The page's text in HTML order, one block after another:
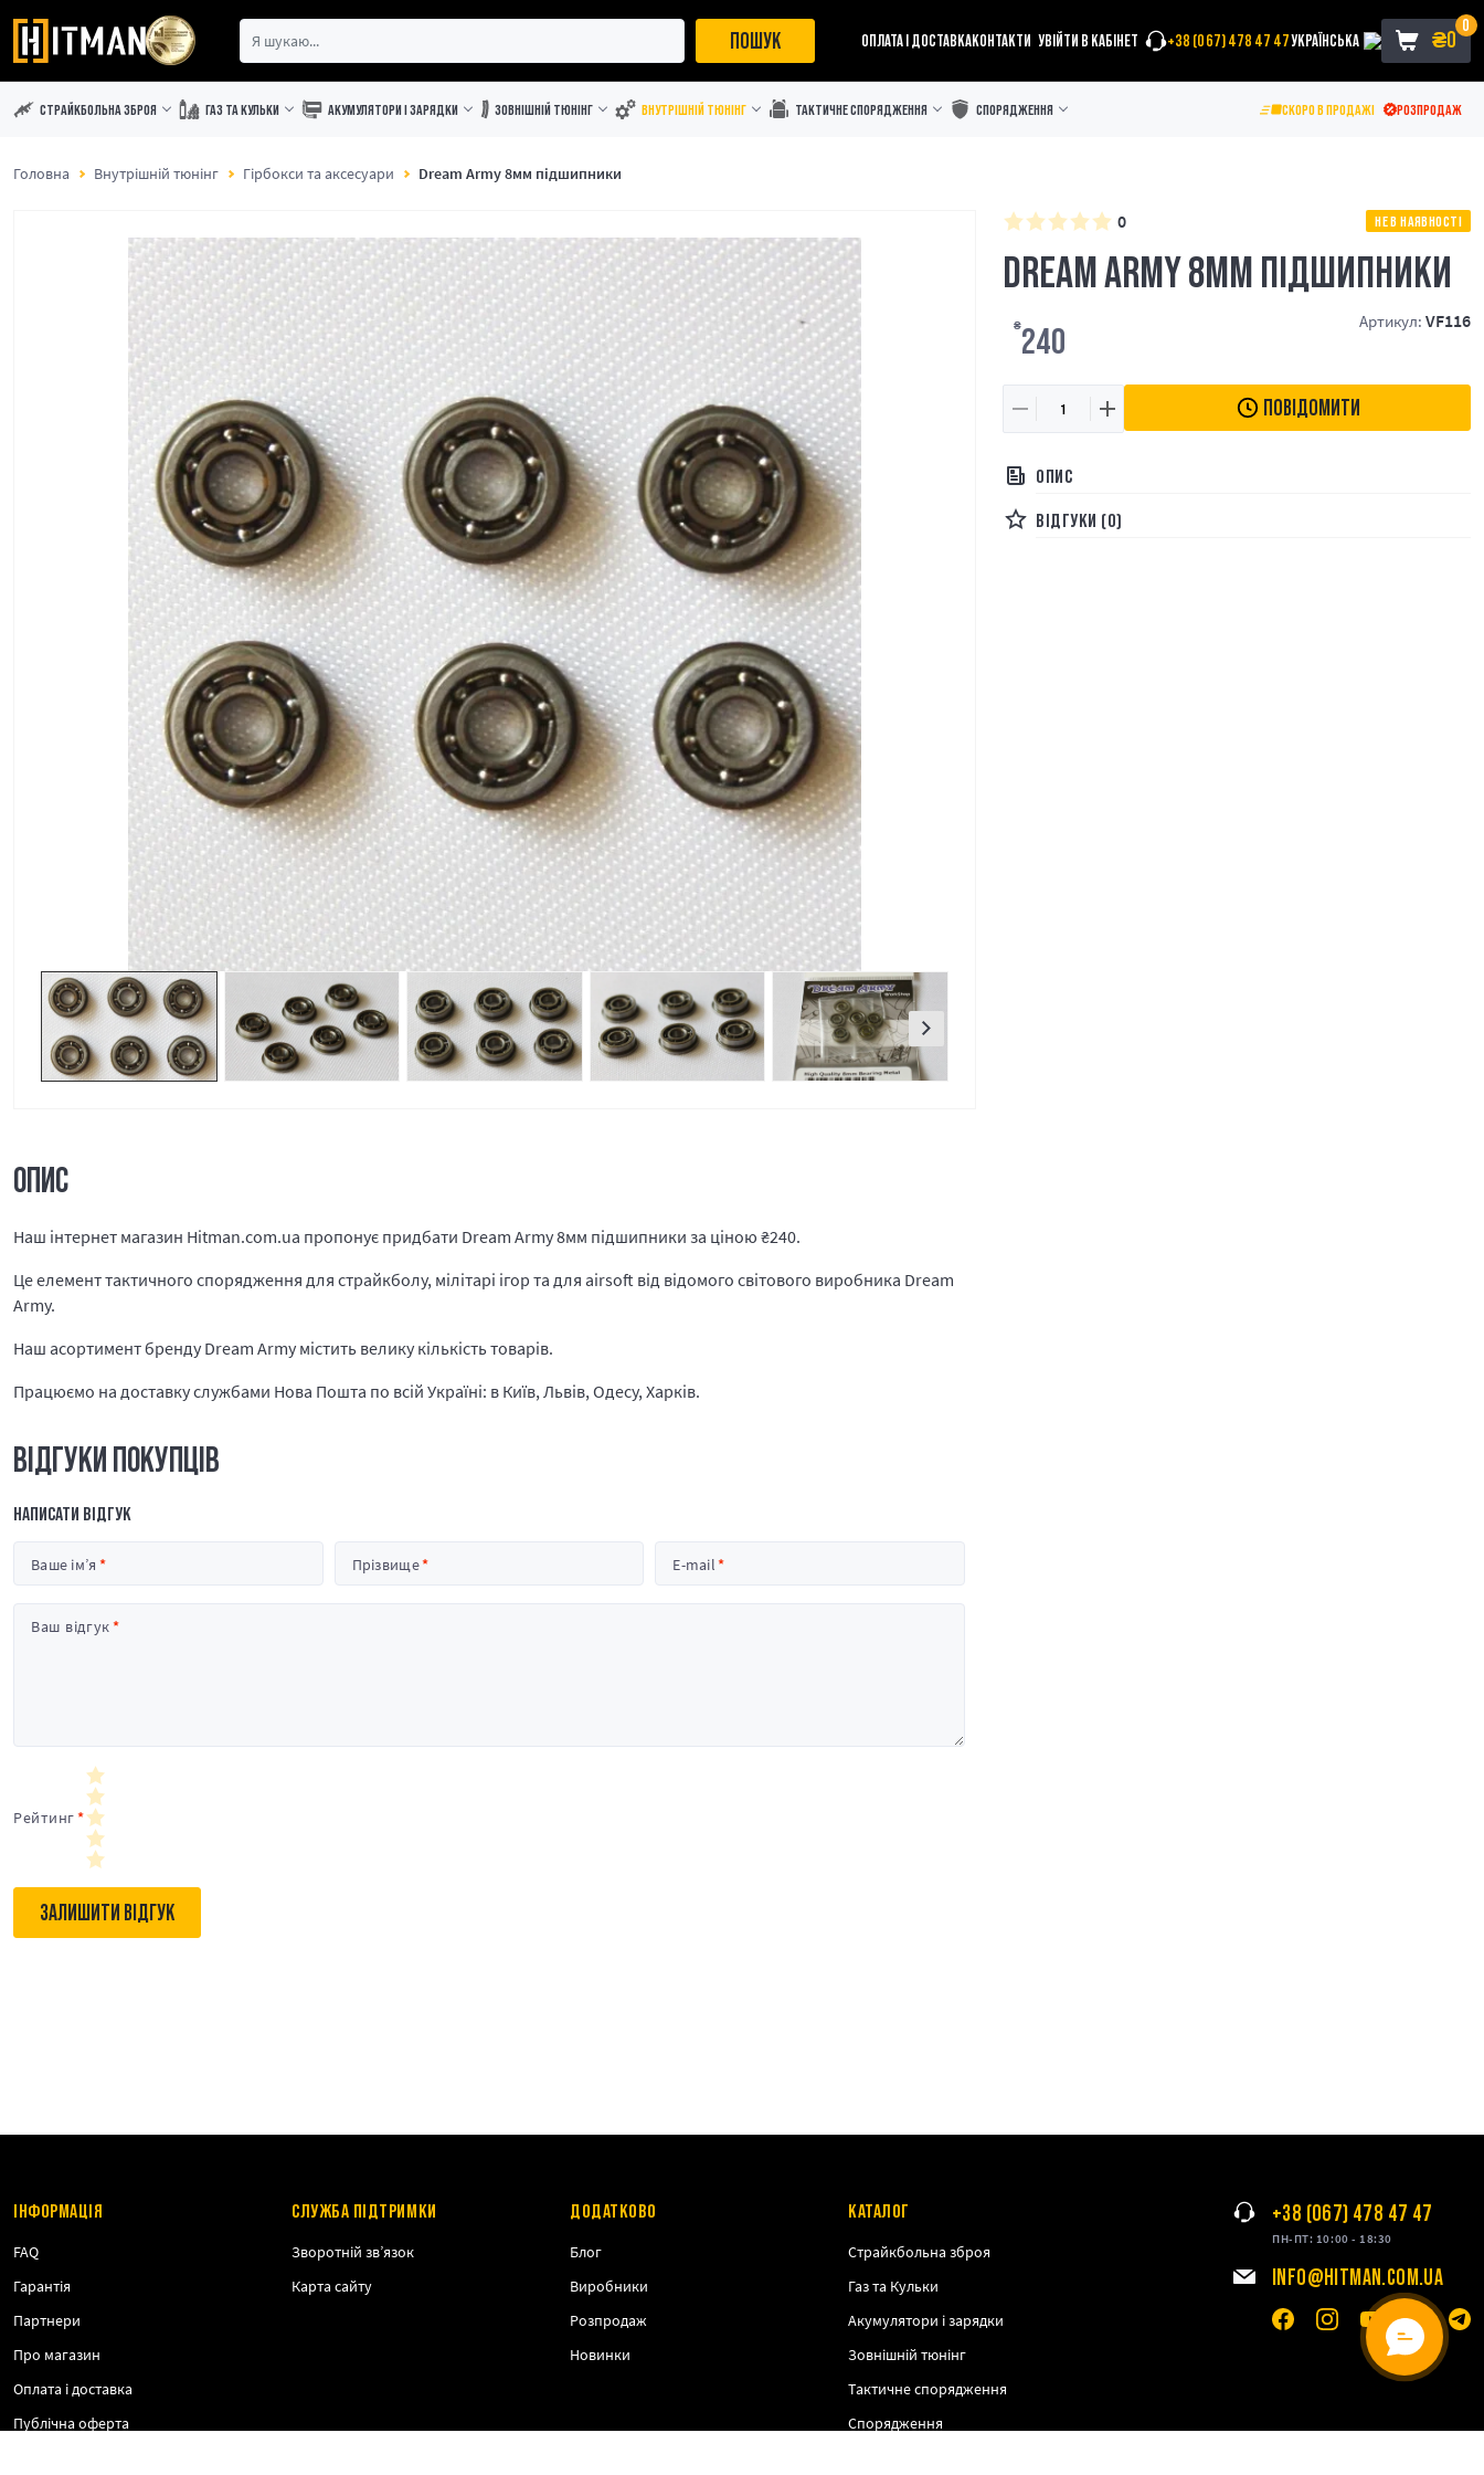
ПОШУК ОПЛАТА І ДОСТАВКАКОНТАКТИ УВІЙТИ В КАБІНЕТ +38 (067) 478 47 47УКРАЇНСЬКА
0
₴0
СТРАЙКБОЛЬНА ЗБРОЯ ГАЗ ТА КУЛЬКИ АКУМУЛЯТОРИ І ЗАРЯДКИ ЗОВНІШНІЙ ТЮНІНГ ВНУТРІШНІЙ ТЮНІНГ ТАКТИЧНЕ СПОРЯДЖЕННЯ СПОРЯДЖЕННЯ СКОРО В ПРОДАЖІ РОЗПРОДАЖ
Головна Внутрішній тюнінг Гірбокси та аксесуари Dream Army 8мм підшипники
0 НЕ В НАЯВНОСТІ
DREAM ARMY 8ММ ПІДШИПНИКИ
₴240 Артикул: VF116
ПОВІДОМИТИ
ОПИС
ВІДГУКИ (0)
ОПИС
Наш інтернет магазин Hitman.com.ua пропонує придбати Dream Army 8мм підшипники за ціною ₴240.
Це елемент тактичного спорядження для страйкболу, мілітарі ігор та для airsoft від відомого світового виробника Dream
Army.
Наш асортимент бренду Dream Army містить велику кількість товарів.
Працюємо на доставку службами Нова Пошта по всій Україні: в Київ, Львів, Одесу, Харків.
ВІДГУКИ ПОКУПЦІВ
НАПИСАТИ ВІДГУК
Ваше ім’я Прізвище E-mail
Ваш відгук
Рейтинг
ЗАЛИШИТИ ВІДГУК
ІНФОРМАЦІЯ
FAQ
Гарантія
Партнери
Про магазин
Оплата і доставка
Публічна оферта
СЛУЖБА ПІДТРИМКИ
Зворотній зв’язок
Карта сайту
ДОДАТКОВО
Блог
Виробники
Розпродаж
Новинки
КАТАЛОГ
Страйкбольна зброя
Газ та Кульки
Акумулятори і зарядки
Зовнішній тюнінг
Тактичне спорядження
Спорядження
+38 (067) 478 47 47
ПН-ПТ: 10:00 - 18:30
INFO@HITMAN.COM.UA